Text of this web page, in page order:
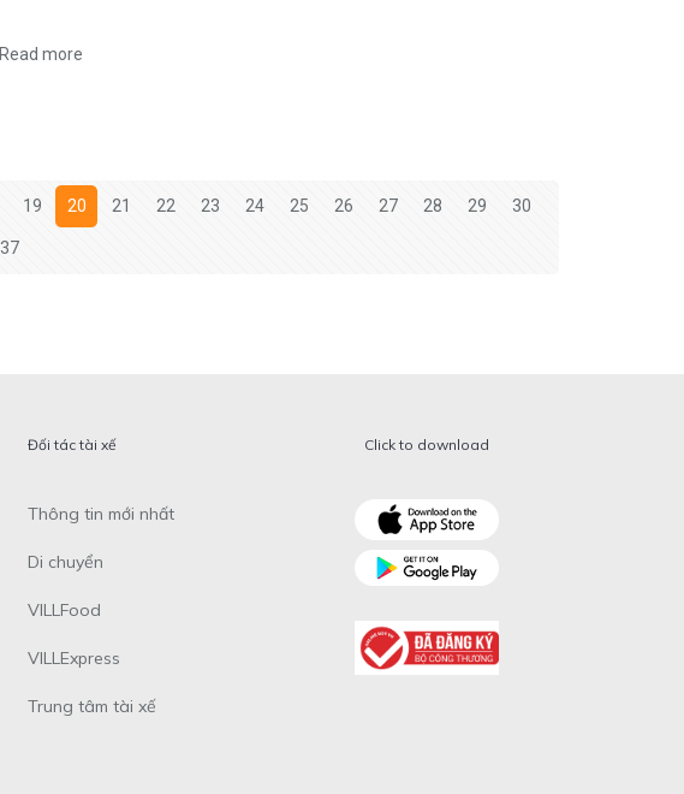
Read more
19 20 21 22 23 24 25 26 27 28 29 30
37
Đối tác tài xế
Thông tin mới nhất
Di chuyển
VILLFood
VILLExpress
Trung tâm tài xế
Click to download